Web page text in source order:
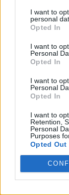
I want to
personal
Opted In
I want to
Personal
Opted In
I want to
Personal
Opted In
I want to
Retention,
Personal
Purposes
Opted Out
Articolul precedent
traficanţii nu te
Dăncilă, Firea&co.
pentru a poza în
justiţiei